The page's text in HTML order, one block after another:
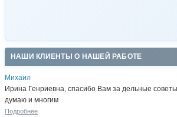
НАШИ КЛИЕНТЫ О НАШЕЙ РАБОТЕ
Михаил
Ирина Генриевна, спасибо Вам за дельные
думаю и многим
Подробнее